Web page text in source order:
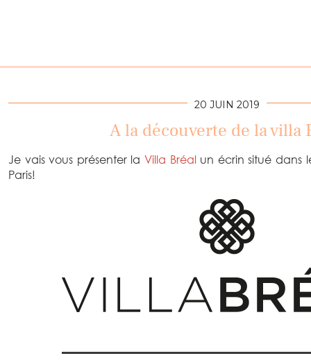
20 JUIN 2019
A la découverte de la villa
Je vais vous présenter la Villa Bréalun écrin situé dans
Paris!